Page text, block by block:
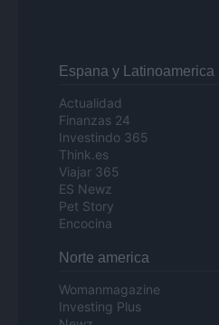
Espana y Latinoamerica
Actualidad
Finanzas 24
Investindo 365
Think.es
Viajar 365
ES Newz
Pet Story
Encocina
Norte america
Womanmagazine
Investing Plus